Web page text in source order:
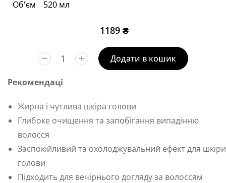
Об'єм 520 мл
1189 ₴
Додати в кошик
Рекомендаці
Жирна і чутлива шкіра голови
Глибоке очищення та запобігання випадінню
волосся
Заспокійливий та охолоджувальний ефект для шкіри
голови
Підходить для вечірнього догляду за волоссям